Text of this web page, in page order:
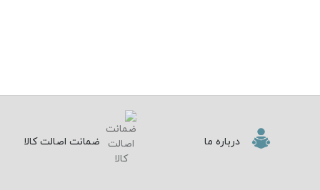
درباره ما ضمانت اصالت کالا